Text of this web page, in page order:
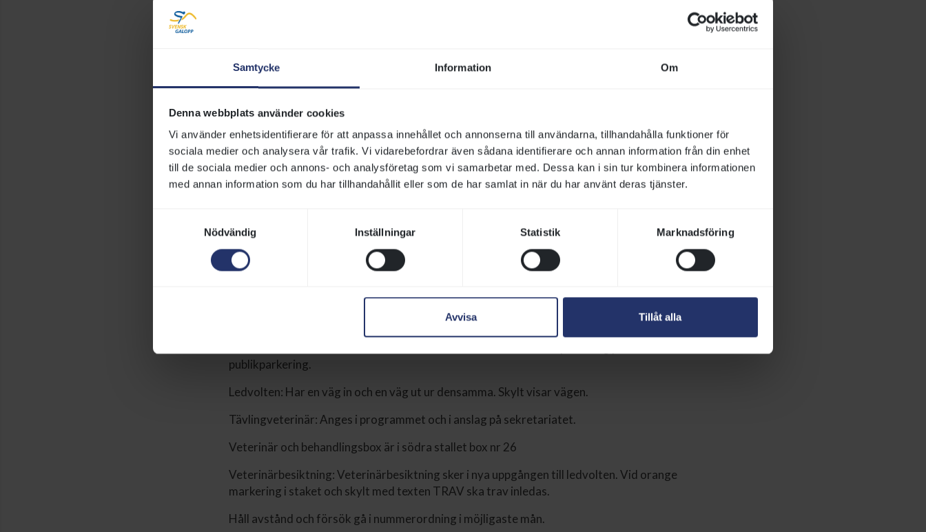
Samtycke Information Om
Denna webbplats använder cookies
Vi använder enhetsidentifierare för att anpassa innehållet och annonserna till användarna, tillhandahålla funktioner för
sociala medier och analysera vår trafik. Vi vidarebefordrar även sådana identifierare och annan information från din enhet
till de sociala medier och annons- och analysföretag som vi samarbetar med. Dessa kan i sin tur kombinera informationen
med annan information som du har tillhandahållit eller som de har samlat in när du har använt deras tjänster.
Nödvändig
Inställningar Statistik Marknadsföring
Avvisa Tillåt alla
Parkering
det bra att parkera på grönytor längs asfaltvägen. OBS: inga hästtrailers på
asfaltsparkeringen. Tänk på att fälla upp lämmar och stänga dörrar på transporterna så att
det är säkert vid parkering och hantering av hästar.
Anslagstavla
anläggningen.
Under tävlingsdagen
Inga fordon är tillåtna inom tävlings och publikområdet på tävlingsdagen.
publikparkering.
Ledvolten: Har en väg in och en väg ut ur densamma. Skylt visar vägen.
Tävlingveterinär: Anges i programmet och i anslag på sekretariatet.
Veterinär och behandlingsbox är i södra stallet box nr 26
Veterinärbesiktning: Veterinärbesiktning sker i nya uppgången till ledvolten. Vid orange
markering i staket och skylt med texten TRAV ska trav inledas.
Håll avstånd och försök gå i nummerordning i möjligaste mån.